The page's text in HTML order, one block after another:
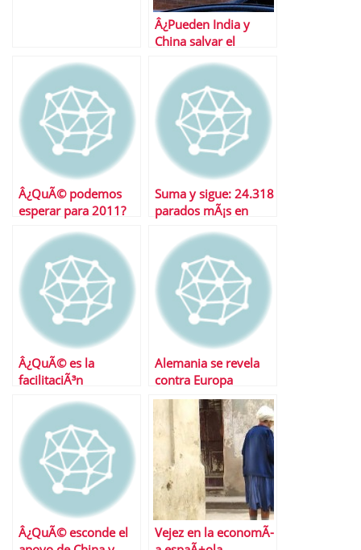
Â¿Pueden India y
China salvar el
Â¿QuÃ© podemos
esperar para 2011?
Suma y sigue: 24.318
parados mÃ¡s en
Â¿QuÃ© es la
facilitaciÃ³n
Alemania se revela
contra Europa
Â¿QuÃ© esconde el
Vejez en la economÃ­